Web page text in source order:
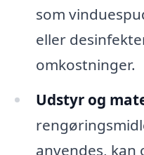
som
eller
omkostninger.
Udstyr og
anvendes, kan